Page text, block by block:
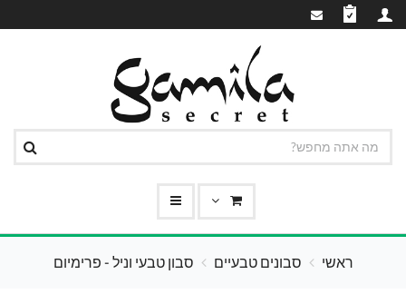
ראשי סבונים טבעיים סבון טבעי וניל - פרימיום